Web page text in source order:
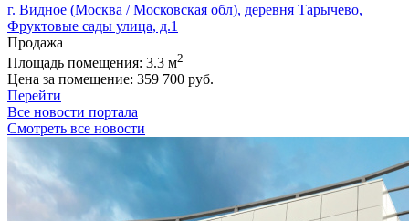
г. Видное (Москва / Московская обл), деревня Тарычево,
Фруктовые сады улица, д.1
Продажа
Площадь помещения: 3.3 м2
Цена за помещение: 359 700 руб.
Перейти
Все новости портала
Смотреть все новости